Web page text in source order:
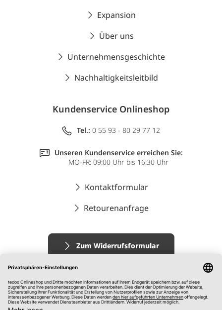
Expansion
Über uns
Unternehmensgeschichte
Nachhaltigkeitsleitbild
Kundenservice Onlineshop
Tel.: 0 55 93 - 80 29 77 12
Unseren Kundenservice erreichen Sie:
MO-FR: 09:00 Uhr bis 16:30 Uhr
Kontaktformular
Retourenanfrage
Zum Widerrufsformular
Impressum
AGB